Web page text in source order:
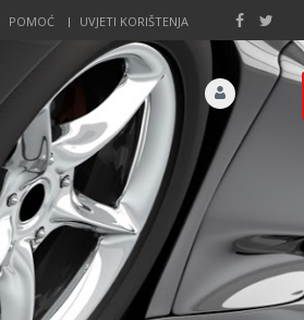
POMOĆ UVJETI KORIŠTENJA